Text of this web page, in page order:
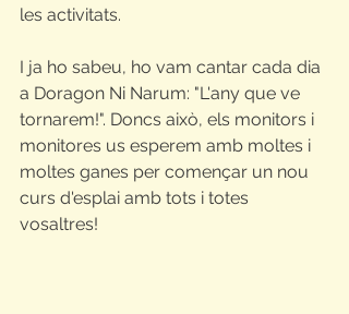
les activitats.
I ja ho sabeu, ho vam cantar cada dia
a Doragon Ni Narum: "L'any que ve
tornarem!". Doncs això, els monitors i
monitores us esperem amb moltes i
moltes ganes per començar un nou
curs d'esplai amb tots i totes
vosaltres!